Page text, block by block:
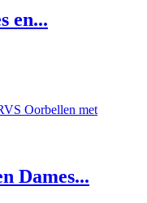
en...
Dames...